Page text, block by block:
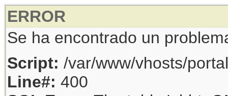
ERROR
Se ha encontrado un
Script: /var/www/vhosts/
Line#: 400